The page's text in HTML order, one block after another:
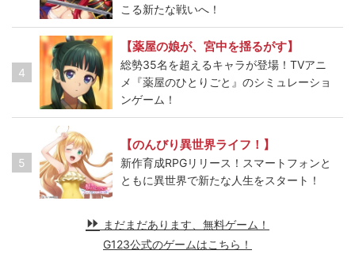
こる新たな戦いへ！
4
【薬屋の娘が、宮中を揺るがす】
総勢35名を超えるキャラが登場！TVアニ
メ『薬屋のひとりごと』のシミュレーショ
ンゲーム！
5
【のんびり異世界ライフ！】
新作育成RPGリリース！スマートフォンと
ともに異世界で新たな人生をスタート！
まだまだあります、無料ゲーム！
G123公式のゲームはこちら！